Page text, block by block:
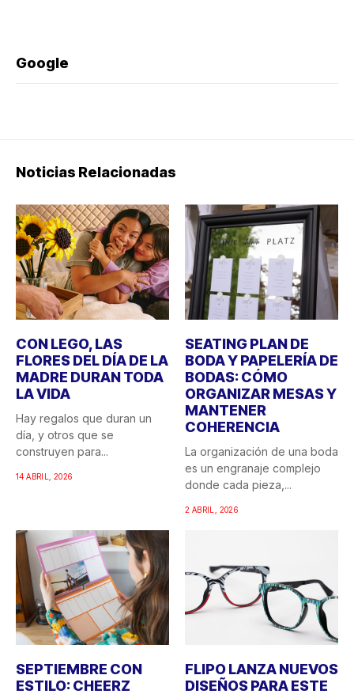
Google
Noticias Relacionadas
CON LEGO, LAS
FLORES DEL DÍA DE LA
MADRE DURAN TODA
LA VIDA
Hay regalos que duran un
día, y otros que se
construyen para...
14 ABRIL, 2026
SEATING PLAN DE
BODA Y PAPELERÍA DE
BODAS: CÓMO
ORGANIZAR MESAS Y
MANTENER
COHERENCIA
La organización de una boda
es un engranaje complejo
donde cada pieza,...
2 ABRIL, 2026
SEPTIEMBRE CON
ESTILO: CHEERZ
FLIPO LANZA NUEVOS
DISEÑOS PARA ESTE